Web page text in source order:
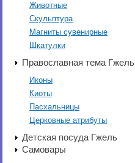
Животные
Скульптура
Магниты сувенирные
Шкатулки
Православная тема Гжель
Иконы
Киоты
Пасхальницы
Церковные атрибуты
Детская посуда Гжель
Самовары